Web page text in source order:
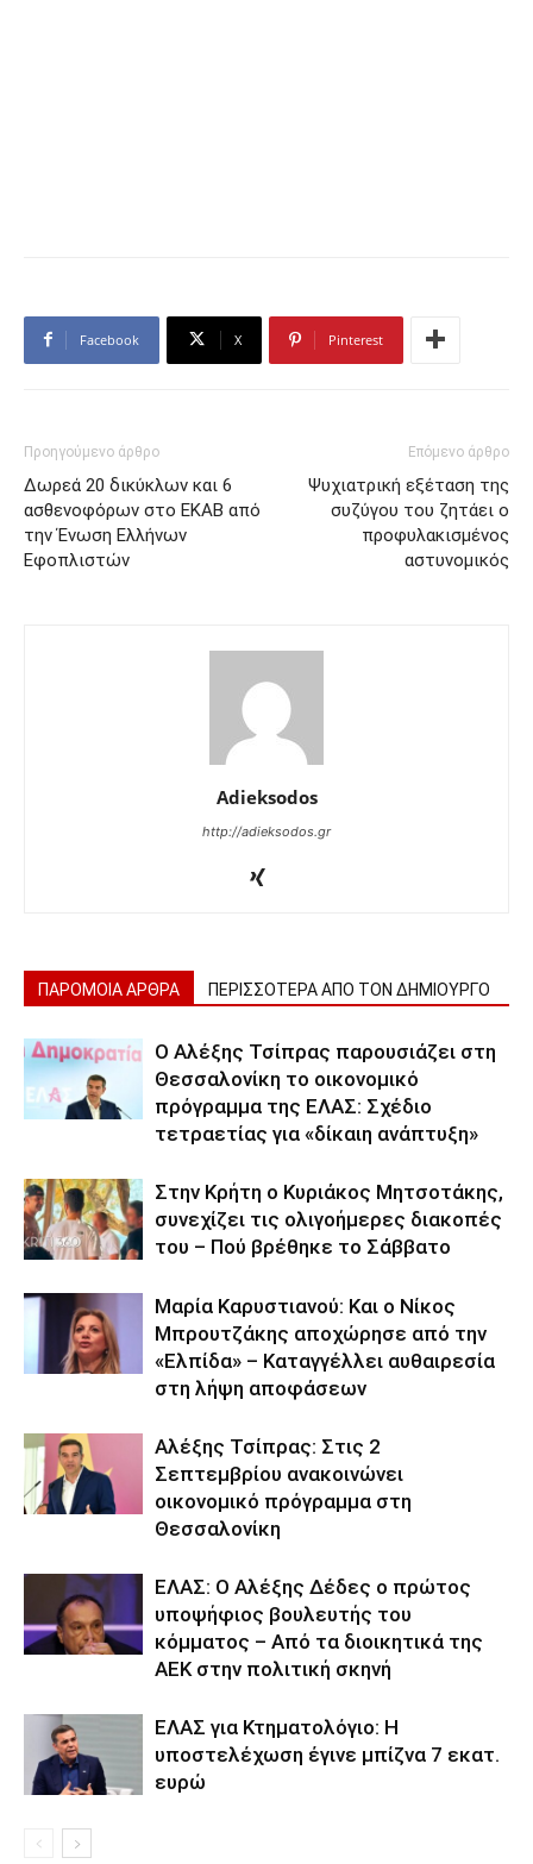
Facebook X Pinterest
Προηγούμενο άρθρο
Δωρεά 20 δικύκλων και 6
ασθενοφόρων στο ΕΚΑΒ από
την Ένωση Ελλήνων
Εφοπλιστών
Επόμενο άρθρο
Ψυχιατρική εξέταση της
συζύγου του ζητάει ο
προφυλακισμένος
αστυνομικός
Adieksodos
http://adieksodos.gr
ΠΑΡΟΜΟΙΑ ΑΡΘΡΑ ΠΕΡΙΣΣΟΤΕΡΑ ΑΠΟ ΤΟΝ ΔΗΜΙΟΥΡΓΟ
Ο Αλέξης Τσίπρας παρουσιάζει στη
Θεσσαλονίκη το οικονομικό
πρόγραμμα της ΕΛΑΣ: Σχέδιο
τετραετίας για «δίκαιη ανάπτυξη»
Στην Κρήτη ο Κυριάκος Μητσοτάκης,
συνεχίζει τις ολιγοήμερες διακοπές
του – Πού βρέθηκε το Σάββατο
Μαρία Καρυστιανού: Και ο Νίκος
Μπρουτζάκης αποχώρησε από την
«Ελπίδα» – Καταγγέλλει αυθαιρεσία
στη λήψη αποφάσεων
Αλέξης Τσίπρας: Στις 2
Σεπτεμβρίου ανακοινώνει
οικονομικό πρόγραμμα στη
Θεσσαλονίκη
ΕΛΑΣ: Ο Αλέξης Δέδες ο πρώτος
υποψήφιος βουλευτής του
κόμματος – Από τα διοικητικά της
ΑΕΚ στην πολιτική σκηνή
ΕΛΑΣ για Κτηματολόγιο: Η
υποστελέχωση έγινε μπίζνα 7 εκατ.
ευρώ